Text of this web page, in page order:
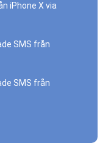
iPhone X via
SMS från
SMS från